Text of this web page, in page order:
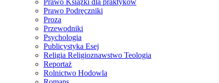
Prawo Książki dla praktyków
Prawo Podręczniki
Proza
Przewodniki
Psychologia
Publicystyka Esej
Religia Religioznawstwo Teologia
Reportaż
Rolnictwo Hodowla